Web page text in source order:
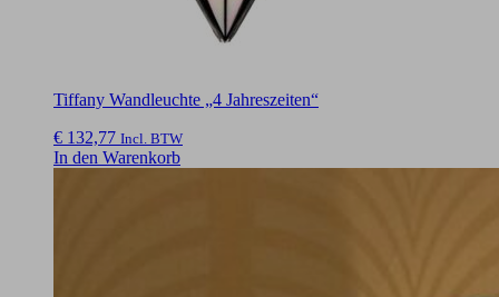
Tiffany Wandleuchte „4 Jahreszeiten“
€ 132,77 Incl. BTW
In den Warenkorb